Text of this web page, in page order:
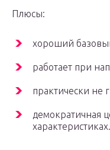
Плюсы:
хороший
работает при
практически не
демократичная
характеристиках.